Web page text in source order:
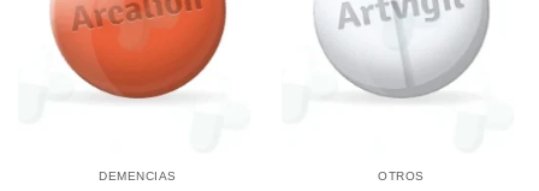
DEMENCIAS OTROS